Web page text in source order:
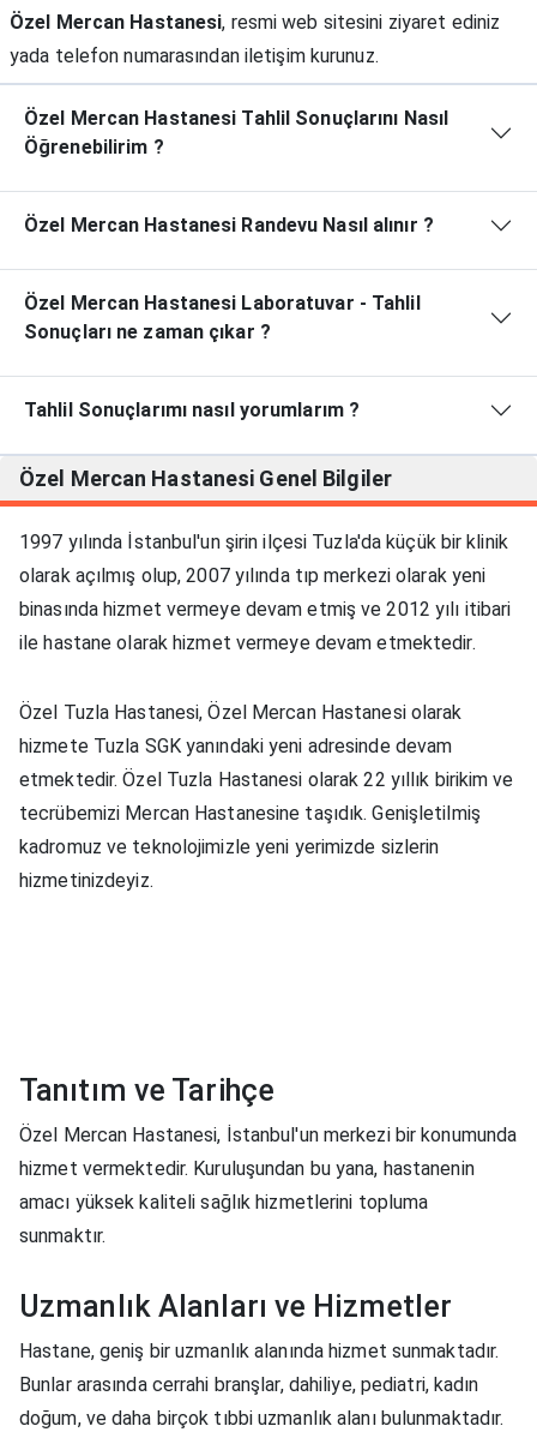
Özel Mercan Hastanesi, resmi web sitesini ziyaret ediniz
yada telefon numarasından iletişim kurunuz.
Özel Mercan Hastanesi Tahlil Sonuçlarını Nasıl
Öğrenebilirim ?
Özel Mercan Hastanesi Randevu Nasıl alınır ?
Özel Mercan Hastanesi Laboratuvar - Tahlil
Sonuçları ne zaman çıkar ?
Tahlil Sonuçlarımı nasıl yorumlarım ?
Özel Mercan Hastanesi Genel Bilgiler
1997 yılında İstanbul'un şirin ilçesi Tuzla'da küçük bir klinik
olarak açılmış olup, 2007 yılında tıp merkezi olarak yeni
binasında hizmet vermeye devam etmiş ve 2012 yılı itibari
ile hastane olarak hizmet vermeye devam etmektedir.
Özel Tuzla Hastanesi, Özel Mercan Hastanesi olarak
hizmete Tuzla SGK yanındaki yeni adresinde devam
etmektedir. Özel Tuzla Hastanesi olarak 22 yıllık birikim ve
tecrübemizi Mercan Hastanesine taşıdık. Genişletilmiş
kadromuz ve teknolojimizle yeni yerimizde sizlerin
hizmetinizdeyiz.
Tanıtım ve Tarihçe
Özel Mercan Hastanesi, İstanbul'un merkezi bir konumunda
hizmet vermektedir. Kuruluşundan bu yana, hastanenin
amacı yüksek kaliteli sağlık hizmetlerini topluma
sunmaktır.
Uzmanlık Alanları ve Hizmetler
Hastane, geniş bir uzmanlık alanında hizmet sunmaktadır.
Bunlar arasında cerrahi branşlar, dahiliye, pediatri, kadın
doğum, ve daha birçok tıbbi uzmanlık alanı bulunmaktadır.